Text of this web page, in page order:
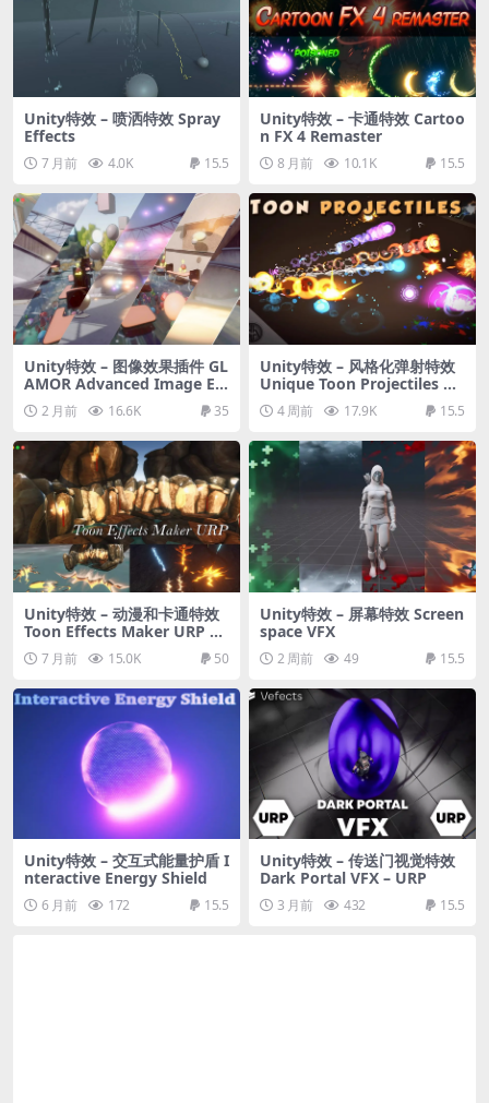
Unity特效 – 喷洒特效 Spray
Effects
7 月前 4.0K 15.5
Unity特效 – 卡通特效 Cartoo
n FX 4 Remaster
8 月前 10.1K 15.5
Unity特效 – 图像效果插件 GL
AMOR Advanced Image Eff
ects2 月前 16.6K 35
Unity特效 – 风格化弹射特效
Unique Toon Projectiles Vo
l. 1 4 周前 17.9K 15.5
Unity特效 – 动漫和卡通特效
Toon Effects Maker URP –
Anime & Cartoon FX
7 月前 15.0K 50
Unity特效 – 屏幕特效 Screen
space VFX
2 周前 49 15.5
Unity特效 – 交互式能量护盾 I
nteractive Energy Shield
6 月前 172 15.5
Unity特效 – 传送门视觉特效
Dark Portal VFX – URP
3 月前 432 15.5